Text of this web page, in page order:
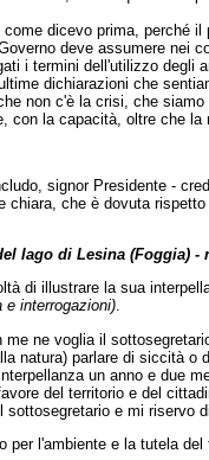
dicevo prima, perché
deve assumere nei
i termini dell'utilizzo
dichiarazioni che
non c'è la crisi, che
con la capacità, oltre che
signor Presidente -
chiara, che è dovuta
lago di Lesina (Foggia) -
di illustrare la sua
e interrogazioni).
ne voglia il
natura) parlare di siccità
un anno e due
del territorio e del
e mi riservo
per l'ambiente e la tutela